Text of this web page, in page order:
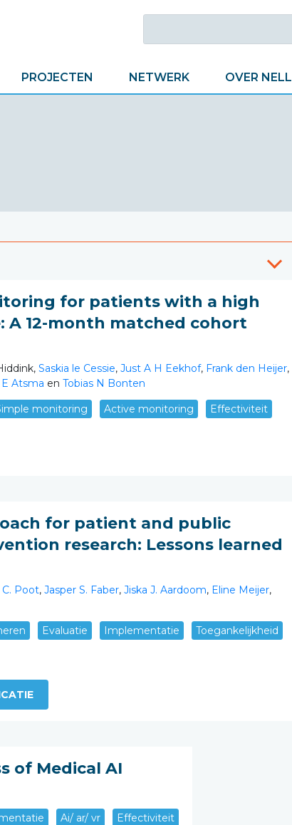
PROJECTEN NETWERK OVER NELL
for patients with a high
A 12-month matched cohort
Saskia le Cessie, Just A H Eekhof, Frank den Heijer,
Atsma en Tobias N Bonten
monitoring Active monitoring Effectiviteit
for patient and public
research: Lessons learned
Poot, Jasper S. Faber, Jiska J. Aardoom, Eline Meijer,
Evaluatie Implementatie
Toegankelijkheid
of Medical AI
Ai/ ar/ vr Effectiviteit